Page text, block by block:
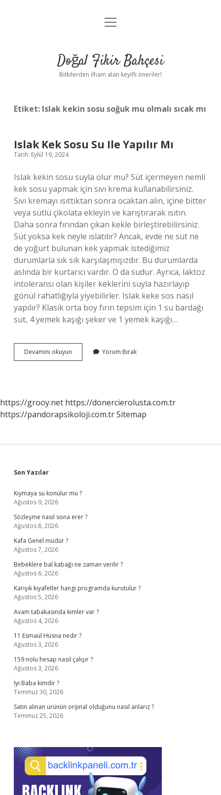
Anasayfa
Yasal Uyarı
menüyü
Doğal Fikir Bahçesi
Bitkilerden ilham alan keyifli öneriler!
Etiket: Islak kekin sosu soğuk mu olmalı sıcak mı
Islak Kek Sosu Su Ile Yapılır Mı
Tarih: Eylül 19, 2024
Islak kekin sosu suyla olur mu? Süt içermeyen nemli
kek sosu yapmak için sıvı krema kullanabilirsiniz.
Sıvı kremayı ısıttıktan sonra ocaktan alın, içine bitter
veya sütlü çikolata ekleyin ve karıştırarak ısıtın.
Daha sonra fırından çıkan kekle birleştirebilirsiniz.
Süt yoksa kek neyle ıslatılır? Ancak, evde ne süt ne
de yoğurt bulunan kek yapmak istediğimiz
durumlarla sık sık karşılaşmışızdır. Bu durumlarda
aslında bir kurtarıcı vardır. O da sudur. Ayrıca, laktoz
intoleransı olan kişiler keklerini suyla hazırlayıp
gönül rahatlığıyla yiyebilirler. Islak keke sos nasıl
yapılır? Klasik orta boy fırın tepsim için 1 su bardağı
süt, 4 yemek kaşığı şeker ve 1 yemek kaşığı…
Devamını okuyun
Kek
Mı
Yorum Bırak
https://grooy.net https://donercierolusta.com.tr
https://pandorapsikoloji.com.trSitemap
Sidebar
Son Yazılar
Kıymaya su konulur mu ?
Ağustos 9, 2026
Sözleşme nasıl sona erer ?
Ağustos 8, 2026
Kafa Genel müdür ?
Ağustos 7, 2026
Bebeklere bal kabağı ne zaman verilir ?
Ağustos 6, 2026
Karışık kıyafetler hangi programda kurutulur ?
Ağustos 5, 2026
Avam tabakasında kimler var ?
Ağustos 4, 2026
11 Esmaül Hüsna nedir ?
Ağustos 3, 2026
159 nolu hesap nasıl çalışır ?
Ağustos 3, 2026
İyi Baba kimdir ?
Temmuz 30, 2026
Satın alınan ürünün orijinal olduğunu nasıl anlarız ?
Temmuz 25, 2026